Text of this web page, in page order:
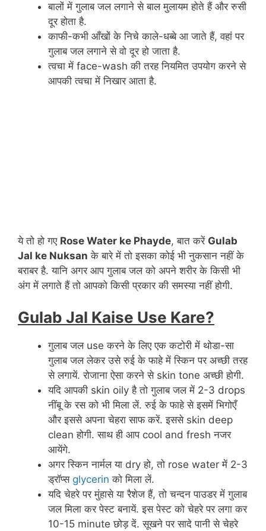
बालों में गुलाब जल लगाने से बाल मुलायम होते हैं और रुसी
दूर होता है.
काफी-कभी आँखों के निचे काले-धब्बे आ जाते हैं, वहां पर
गुलाब जल लगाने से वो दूर हो जाता है.
त्वचा में face-wash की तरह नियमित उपयोग करने से
आपकी त्वचा में निखार आता है.
ये तो हो गए Rose Water ke Phayde, बात करें Gulab
Jal ke Nuksan के बारे में तो इसका कोई भी नुकसान नहीं के
बराबर है. यानि अगर आप गुलाब जल को अपने शरीर के किसी भी
अंग में लगाते हैं तो आपको किसी प्रकार की समस्या नहीं होगी.
Gulab Jal Kaise Use Kare?
गुलाब जल use करने के लिए एक कटोरी में थोडा-सा
गुलाब जल लेकर उसे रुई के फाहे में स्किन पर अच्छी तरह
से लगायें. रोजाना ऐसा करने से skin tone अच्छी होगी.
यदि आपकी skin oily है तो गुलाब जल में 2-3 drops
नींबू के रस को भी मिला लें. रुई के फाहे से इसमें भिगोएँ
और इससे अपना चेहरा साफ करें. इससे skin deep
clean होगी. साथ ही आप cool and fresh नजर
आयेंगे.
अगर स्किन नार्मल या dry हो, तो rose water में 2-3
ड्रॉप्स glycerin को मिला लें.
यदि चेहरे पर मुंहासे या रैशेज हैं, तो चन्दन पाउडर में गुलाब
जल मिला कर पेस्ट बनायें. इस पेस्ट को चेहरे पर लगा कर
10-15 minute छोड़ दें. सूखने पर सादे पानी से चेहरे